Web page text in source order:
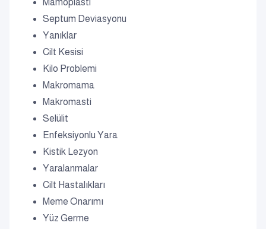
Mamoplasti
Septum Deviasyonu
Yanıklar
Cilt Kesisi
Kilo Problemi
Makromama
Makromasti
Selülit
Enfeksiyonlu Yara
Kistik Lezyon
Yaralanmalar
Cilt Hastalıkları
Meme Onarımı
Yüz Germe